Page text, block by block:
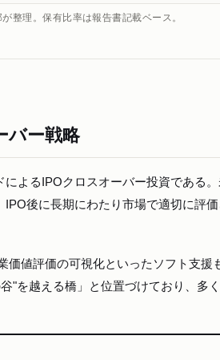
整理。保有比率は報告書記載ベース。
バー戦略
よるIPOクロスオーバー投資である
後に長期にわたり市場で適切に評価
値評価の可視化といったソフト支援
"を越える橋」と位置づけており、多